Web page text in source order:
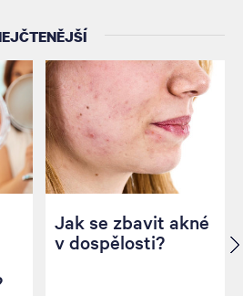
Jak se zbavit akné
v dospělosti?